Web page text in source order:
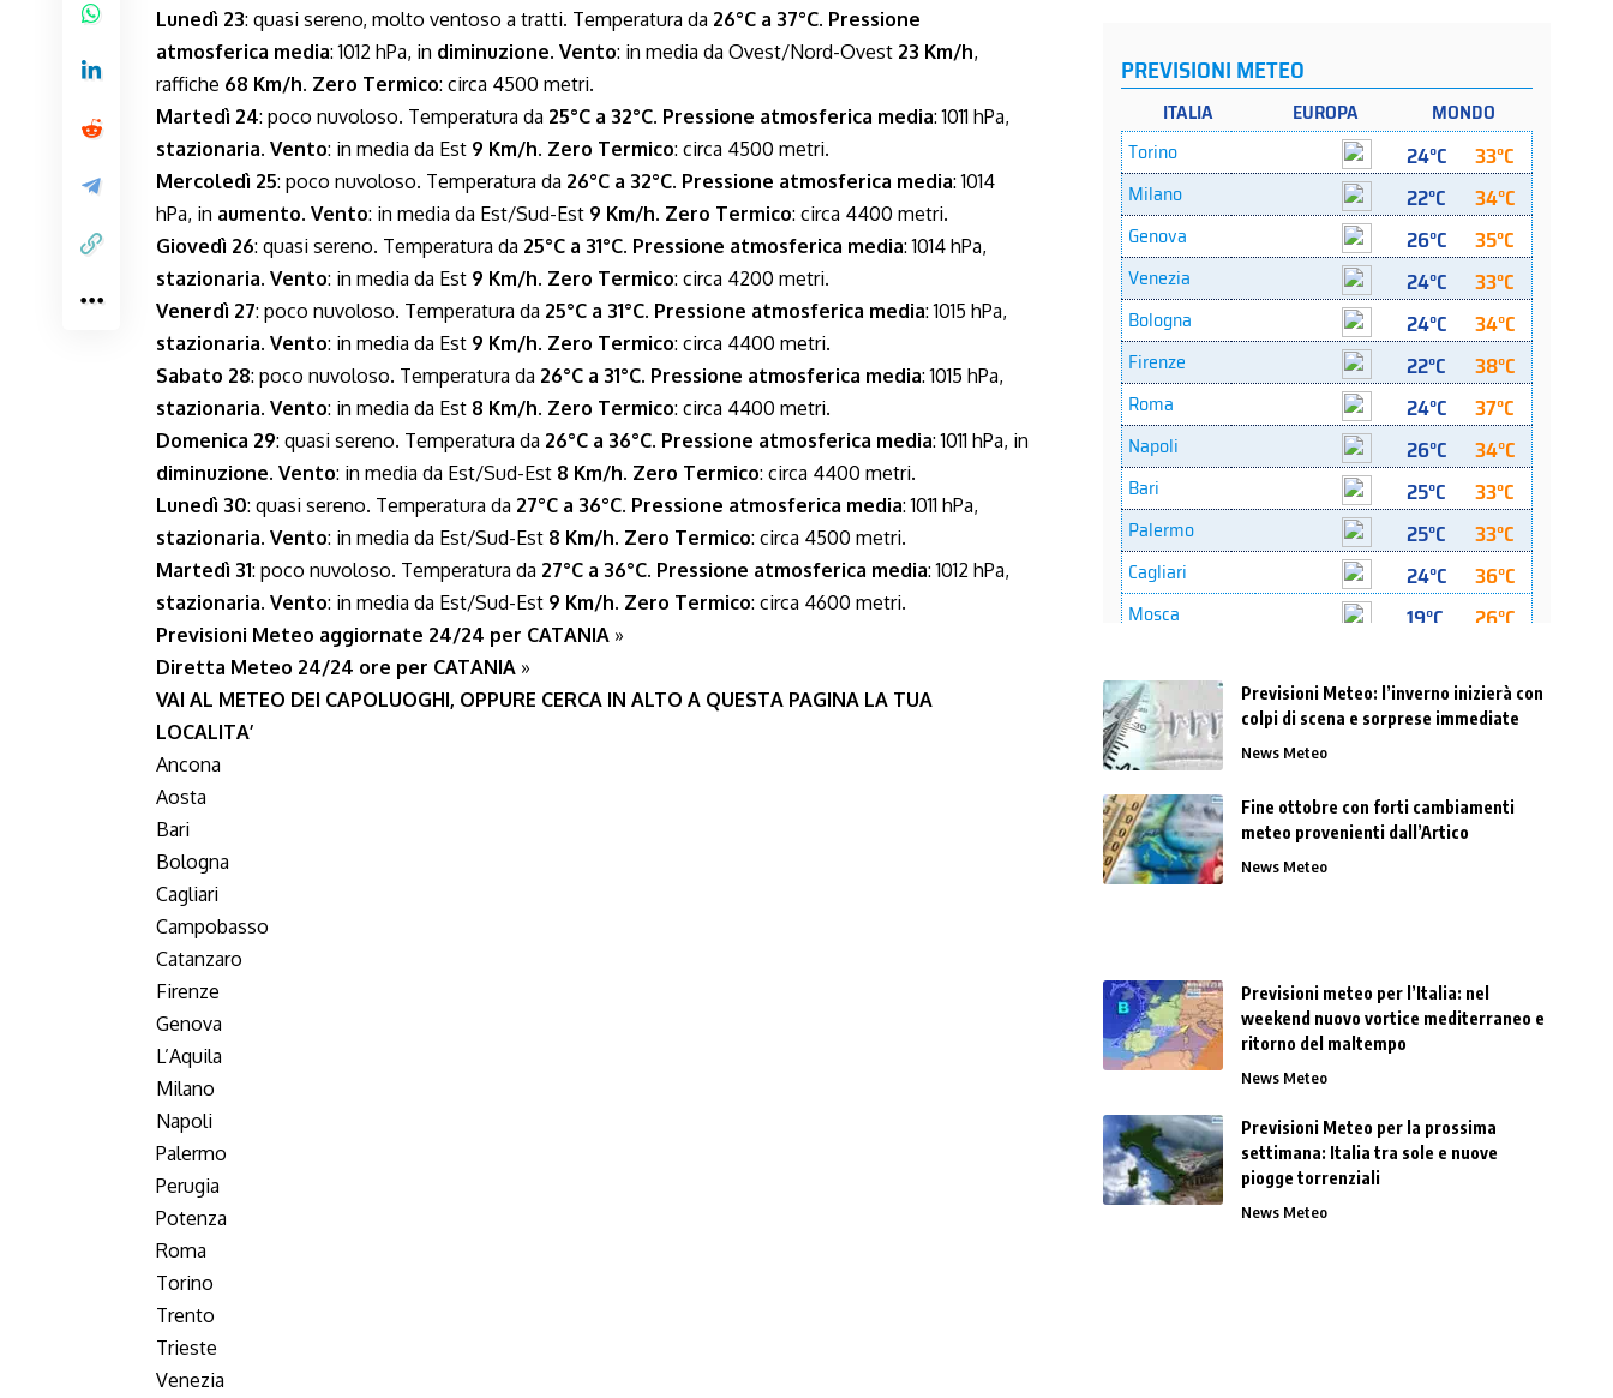
Lunedì 23: quasi sereno, molto ventoso a tratti. Temperatura da 26°C a 37°C. Pressione
atmosferica media: 1012 hPa, in diminuzione. Vento: in media da Ovest/Nord-Ovest 23 Km/h,
raffiche 68 Km/h. Zero Termico: circa 4500 metri.
Martedì 24: poco nuvoloso. Temperatura da 25°C a 32°C. Pressione atmosferica media: 1011 hPa,
stazionaria. Vento: in media da Est 9 Km/h. Zero Termico: circa 4500 metri.
Mercoledì 25: poco nuvoloso. Temperatura da 26°C a 32°C. Pressione atmosferica media: 1014
hPa, in aumento. Vento: in media da Est/Sud-Est 9 Km/h. Zero Termico: circa 4400 metri.
Giovedì 26: quasi sereno. Temperatura da 25°C a 31°C. Pressione atmosferica media: 1014 hPa,
stazionaria. Vento: in media da Est 9 Km/h. Zero Termico: circa 4200 metri.
Venerdì 27: poco nuvoloso. Temperatura da 25°C a 31°C. Pressione atmosferica media: 1015 hPa,
stazionaria. Vento: in media da Est 9 Km/h. Zero Termico: circa 4400 metri.
Sabato 28: poco nuvoloso. Temperatura da 26°C a 31°C. Pressione atmosferica media: 1015 hPa,
stazionaria. Vento: in media da Est 8 Km/h. Zero Termico: circa 4400 metri.
Domenica 29: quasi sereno. Temperatura da 26°C a 36°C. Pressione atmosferica media: 1011 hPa, in
diminuzione. Vento: in media da Est/Sud-Est 8 Km/h. Zero Termico: circa 4400 metri.
Lunedì 30: quasi sereno. Temperatura da 27°C a 36°C. Pressione atmosferica media: 1011 hPa,
stazionaria. Vento: in media da Est/Sud-Est 8 Km/h. Zero Termico: circa 4500 metri.
Martedì 31: poco nuvoloso. Temperatura da 27°C a 36°C. Pressione atmosferica media: 1012 hPa,
stazionaria. Vento: in media da Est/Sud-Est 9 Km/h. Zero Termico: circa 4600 metri.
Previsioni Meteo aggiornate 24/24 per CATANIA »
Diretta Meteo 24/24 ore per CATANIA »
VAI AL METEO DEI CAPOLUOGHI, OPPURE CERCA IN ALTO A QUESTA PAGINA LA TUA
LOCALITA’
Ancona
Aosta
Bari
Bologna
Cagliari
Campobasso
Catanzaro
Firenze
Genova
L’Aquila
Milano
Napoli
Palermo
Perugia
Potenza
Roma
Torino
Trento
Trieste
Venezia
Previsioni Meteo: l’inverno inizierà con
colpi di scena e sorprese immediate
News Meteo
Fine ottobre con forti cambiamenti
meteo provenienti dall’Artico
News Meteo
Previsioni meteo per l’Italia: nel
weekend nuovo vortice mediterraneo e
ritorno del maltempo
News Meteo
Previsioni Meteo per la prossima
settimana: Italia tra sole e nuove
piogge torrenziali
News Meteo